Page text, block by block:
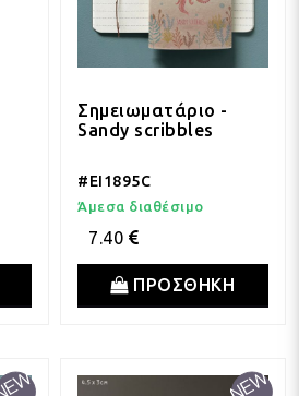
Σημειωματάριο -
Sandy scribbles
#EI1895C
Άμεσα διαθέσιμο
7.40
ΠΡΟΣΘΗΚΗ